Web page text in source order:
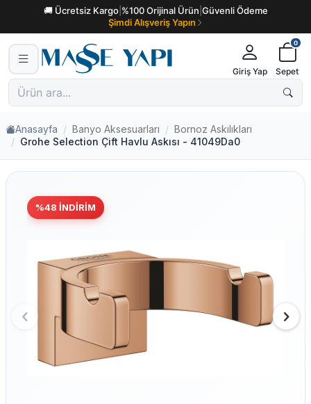
🚚 Ücretsiz Kargo| %100 Orijinal Ürün Güvenli Ödeme
Şimdi Alışveriş Yapın
Giriş Yap
0
Sepet
Anasayfa Banyo Aksesuarları
Bornoz Askılıkları
Grohe Selection Çift Havlu Askısı - 41049Da0
%48 İNDIRIM